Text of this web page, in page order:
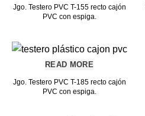
Jgo. Testero PVC T-155 recto cajón
PVC con espiga.
READ MORE
Jgo. Testero PVC T-185 recto cajón
PVC con espiga.